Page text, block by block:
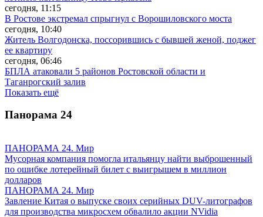
сегодня, 11:15
В Ростове экстремал спрыгнул с Ворошиловского моста
сегодня, 10:40
Житель Волгодонска, поссорившись с бывшей женой, поджег
ее квартиру
сегодня, 06:46
БПЛА атаковали 5 районов Ростовской области и
Таганрогский залив
Показать ещё
Панорама 24
ПАНОРАМА 24. Мир
Мусорная компания помогла итальянцу найти выброшенный
по ошибке лотерейный билет с выигрышем в миллион
долларов
ПАНОРАМА 24. Мир
Завление Китая о выпуске своих серийных DUV-литографов
для производства микросхем обвалило акции NVidia